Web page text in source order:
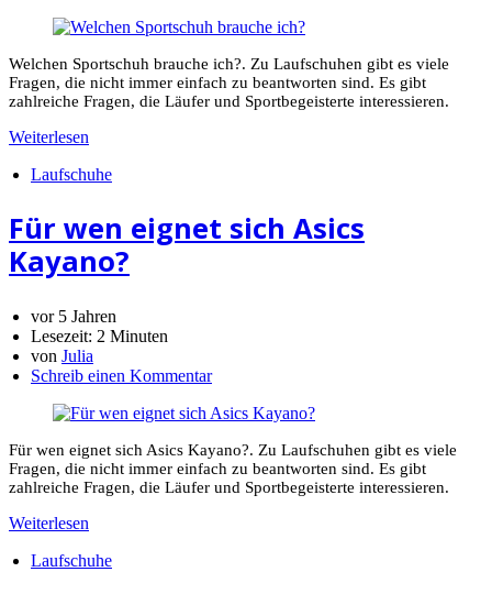
Welchen Sportschuh brauche ich?. Zu Laufschuhen gibt es viele
Fragen, die nicht immer einfach zu beantworten sind. Es gibt
zahlreiche Fragen, die Läufer und Sportbegeisterte interessieren.
Weiterlesen
Laufschuhe
Für wen eignet sich Asics
Kayano?
vor 5 Jahren
Lesezeit: 2 Minuten
von Julia
Schreib einen Kommentar
Für wen eignet sich Asics Kayano?. Zu Laufschuhen gibt es viele
Fragen, die nicht immer einfach zu beantworten sind. Es gibt
zahlreiche Fragen, die Läufer und Sportbegeisterte interessieren.
Weiterlesen
Laufschuhe